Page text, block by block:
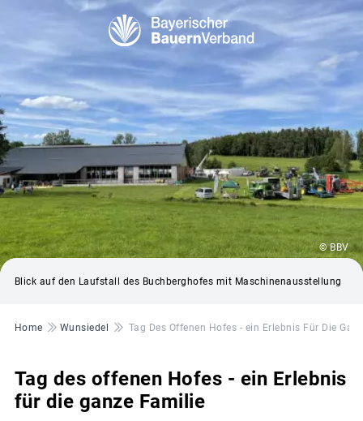
© BBV
Blick auf den Laufstall des Buchberghofes mit Maschinenausstellung
Pfadnavigation
Home Wunsiedel Tag Des Offenen Hofes - ein Erlebnis Für Die
Tag des offenen Hofes - ein Erlebnis
für die ganze Familie